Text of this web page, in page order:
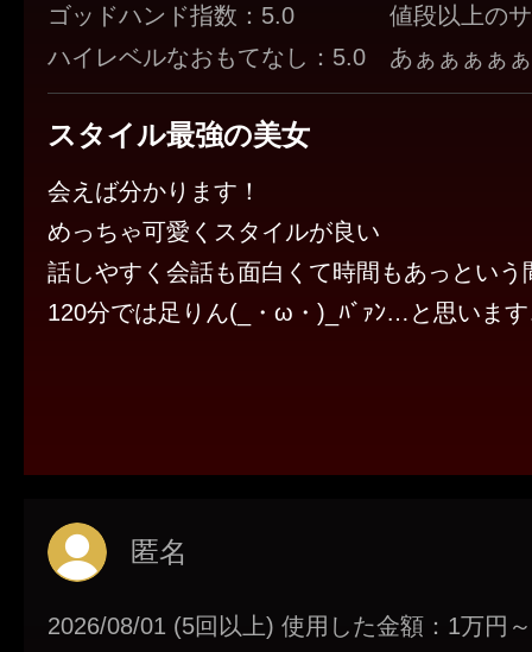
ゴッドハンド指数：5.0
ハイレベルなおもてなし：5.0
値段以上の
あぁぁぁぁ
スタイル最強の美女
会えば分かります！
めっちゃ可愛くスタイルが良い
話しやすく会話も面白くて時間もあっという
120分では足りん(_・ω・)_ﾊﾞｧﾝ…と思います
匿名
2026/08/01 (5回以上) 使用した金額：1万円